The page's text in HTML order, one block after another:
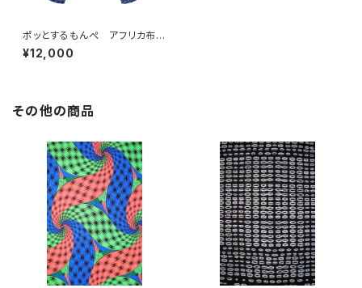
ポッとするもんぺ アフリカ布
No.27
¥12,000
その他の商品